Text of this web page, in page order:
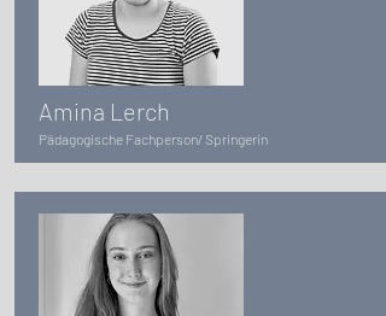
Amina Lerch
Pädagogische Fachperson/ Springerin